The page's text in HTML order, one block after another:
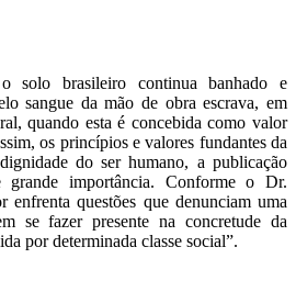
solo brasileiro continua banhado e
sangue da mão de obra escrava, em
quando esta é concebida como valor
os princípios e valores fundantes da
do ser humano, a publicação
grande importância. Conforme o Dr.
enfrenta questões que denunciam uma
se fazer presente na concretude da
por determinada classe social”.